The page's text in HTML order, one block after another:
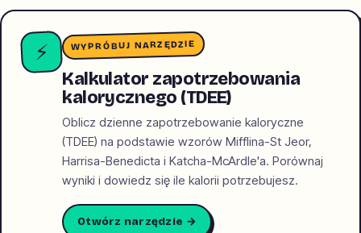
⚡ WYPRÓBUJ NARZĘDZIE
Kalkulator zapotrzebowania
kalorycznego (TDEE)
Oblicz dzienne zapotrzebowanie kaloryczne
(TDEE) na podstawie wzorów Mifflina-St Jeor,
Harrisa-Benedicta i Katcha-McArdle'a. Porównaj
wyniki i dowiedz się ile kalorii potrzebujesz.
Otwórz narzędzie →